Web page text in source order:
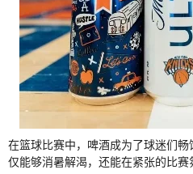
在篮球比赛中，啤酒成为了球迷们
仅能够消暑解渴，还能在紧张的比赛